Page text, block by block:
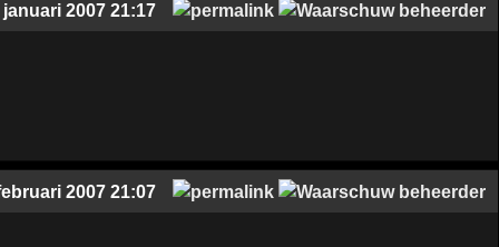
januari 2007 21:17
2007 21:07